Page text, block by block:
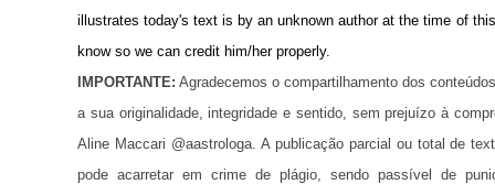
illustrates today's text is by an unknown author at the time of
know so we can credit him/her properly.
IMPORTANTE: Agradecemos o compartilhamento dos
a sua originalidade, integridade e sentido, sem prejuízo à
Aline Maccari @aastrologa. A publicação parcial ou total de
pode acarretar em crime de plágio, sendo passível de